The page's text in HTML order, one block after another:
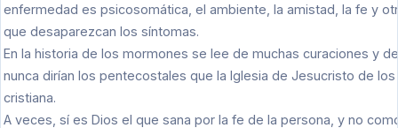
enfermedad es psicosomática, el ambiente, la amistad, la fe y
que desaparezcan los síntomas.
En la historia de los mormones se lee de muchas curaciones y
nunca dirían los pentecostales que la Iglesia de Jesucristo de
cristiana.
A veces, sí es Dios el que sana por la fe de la persona, y no